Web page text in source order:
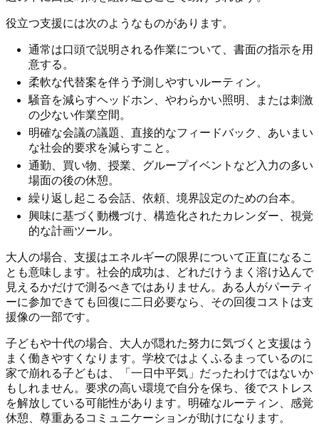
役立つ支援には次のようなものがあります。
通常は口頭で説明される作業について、書面の指示を用
意する。
柔軟な代替案を伴う予測しやすいルーティン。
騒音を減らすヘッドホン、やわらかい照明、または刺激
の少ない作業空間。
明確な会議の議題、直接的なフィードバック、あいまい
な社会的要求を減らすこと。
通勤、買い物、授業、グループイベントなど入力の多い
場面の後の休憩。
繰り返し起こる会話、依頼、境界設定のための台本。
興味に基づく動機づけ、構造化されたカレンダー、視覚
的な計画ツール。
大人の場合、支援はエネルギーの限界について正直になるこ
とも意味します。社会的成功は、どれだけうまく溶け込んで
見えるかだけで測るべきではありません。ある人がパーティ
ーに参加できても回復に二日必要なら、その回復コストは支
援像の一部です。
子どもや十代の場合、大人が隠れた努力に気づくと支援はう
まく働きやすくなります。学校ではよくふるまっているのに
家で崩れる子どもは、「一日中平気」だったわけではないか
もしれません。要求の高い環境で自分を保ち、後でストレス
を解放している可能性があります。明確なルーティン、感覚
休憩、尊重あるコミュニケーションが助けになります。